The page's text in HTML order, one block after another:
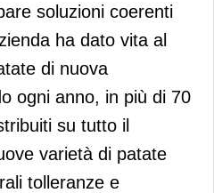
soluzioni coerenti
ha dato vita al
di nuova
ogni anno, in più di 70
su tutto il
varietà di patate
tolleranze e